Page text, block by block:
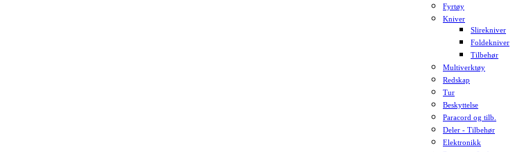
Fyrtøy
Kniver
Slirekniver
Foldekniver
Tilbehør
Multiverktøy
Redskap
Tur
Beskyttelse
Paracord og tilb.
Deler - Tilbehør
Elektronikk